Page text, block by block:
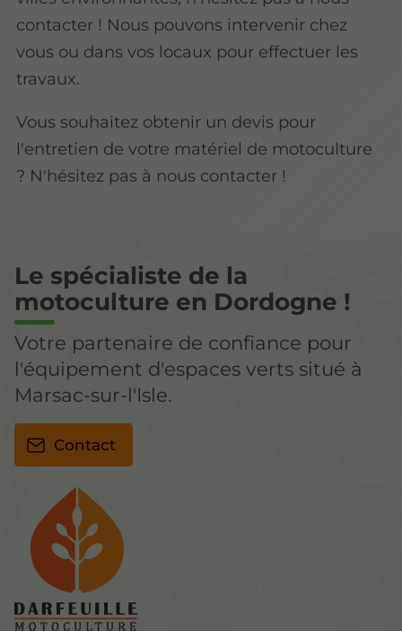
contacter ! Nous pouvons intervenir chez
vous ou dans vos locaux pour effectuer les
travaux.
Vous souhaitez obtenir un devis pour
l'entretien de votre matériel de motoculture
? N'hésitez pas à nous contacter !
Le spécialiste de la
motoculture en Dordogne !
Votre partenaire de confiance pour
l'équipement d'espaces verts situé à
Marsac-sur-l'Isle.
Contact